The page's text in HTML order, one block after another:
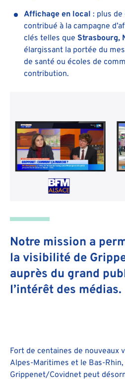
Affichage en local : plus
contribué à la campagne
clés telles que Strasbourg,
élargissant la portée du
de santé ou écoles de
contribution.
Notre mission a
la visibilité de
auprès du grand
l’intérêt des médias.
Fort de centaines de nouveaux
Alpes-Maritimes et le Bas-
Grippenet/Covidnet peut